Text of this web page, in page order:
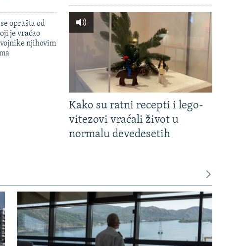
oprašta od
je vraćao
njihovim
Kako su ratni recepti i lego-
vitezovi vraćali život u
normalu devedesetih